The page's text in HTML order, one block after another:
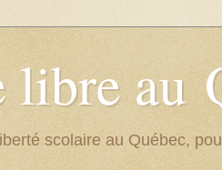
libre au
scolaire au Québec,